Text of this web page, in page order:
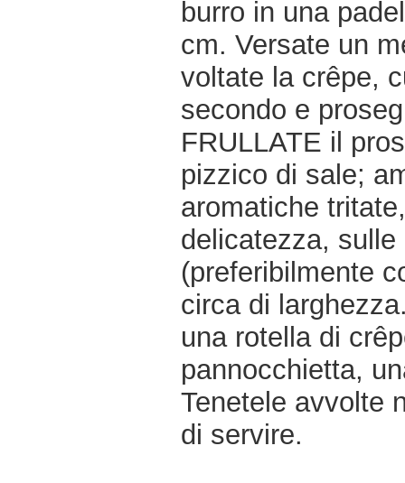
burro in una
cm. Versate un
voltate la crêpe,
secondo e
FRULLATE il
pizzico di sale;
aromatiche
delicatezza,
(preferibilmente
circa di
una rotella di
pannocchietta,
Tenetele avvolte
di servire.